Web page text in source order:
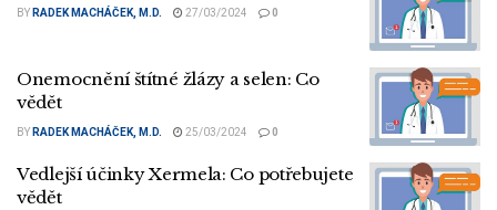
BY RADEK MACHÁČEK, M.D. 27/03/2024 0
Onemocnění štítné žlázy a selen: Co
vědět
BY RADEK MACHÁČEK, M.D. 25/03/2024 0
Vedlejší účinky Xermela: Co potřebujete
vědět